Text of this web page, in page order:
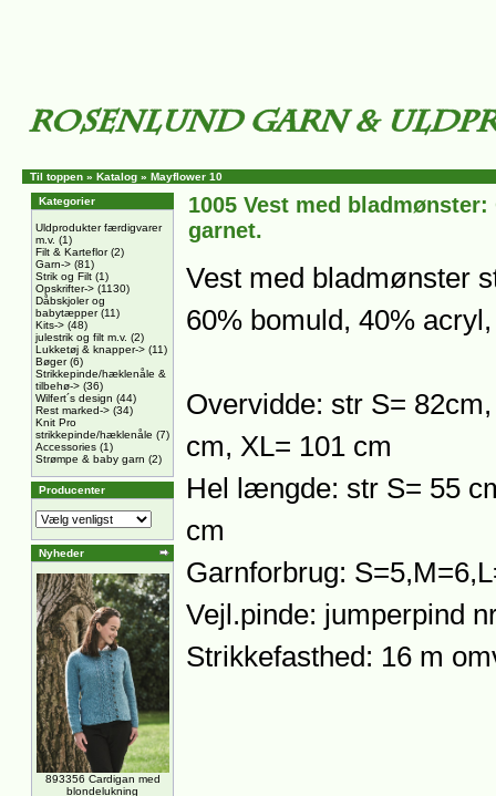
Til toppen » Katalog » Mayflower 10
Kategorier
Uldprodukter færdigvarer
m.v. (1)
Filt & Karteflor(2)
Garn-> (81)
Strik og Filt (1)
Opskrifter-> (1130)
Dåbskjoler og
babytæpper(11)
Kits-> (48)
julestrik og filt m.v. (2)
Lukketøj & knapper-> (11)
Bøger(6)
Strikkepinde/hæklenåle &
tilbehø-> (36)
Wilfert´s design (44)
Rest marked-> (34)
Knit Pro
strikkepinde/hæklenåle (7)
Accessories (1)
Strømpe & baby garn (2)
Producenter
Nyheder
893356 Cardigan med
blondelukning
1005 Vest med
garnet.
Vest med bladmønster
60% bomuld, 40% acryl,
Overvidde: str S=
cm, XL= 101 cm
Hel længde: str S= 55
cm
Garnforbrug:
Vejl.pinde: jumperpind
Strikkefasthed: 16 m